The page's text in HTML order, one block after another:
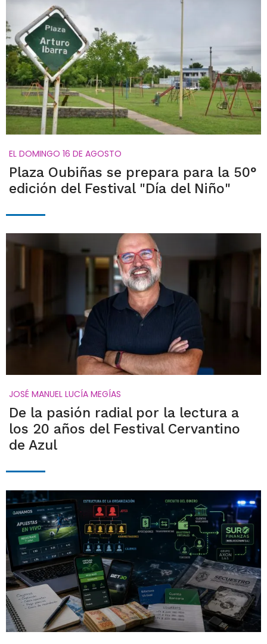
EL DOMINGO 16 DE AGOSTO
Plaza Oubiñas se prepara para la 50°
edición del Festival "Día del Niño"
JOSÉ MANUEL LUCÍA MEGÍAS
De la pasión radial por la lectura a
los 20 años del Festival Cervantino
de Azul